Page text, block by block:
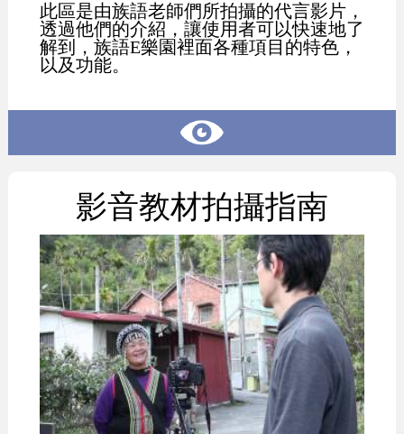
此區是由族語老師們所拍攝的代言影片，
透過他們的介紹，讓使用者可以快速地了
解到，族語E樂園裡面各種項目的特色，
以及功能。
影音教材拍攝指南